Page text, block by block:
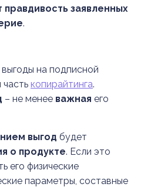
правдивость заявленных
.
на подписной
копирайтинга.
– не менее важная его
выгод будет
о продукте. Если это
его физические
параметры, составные